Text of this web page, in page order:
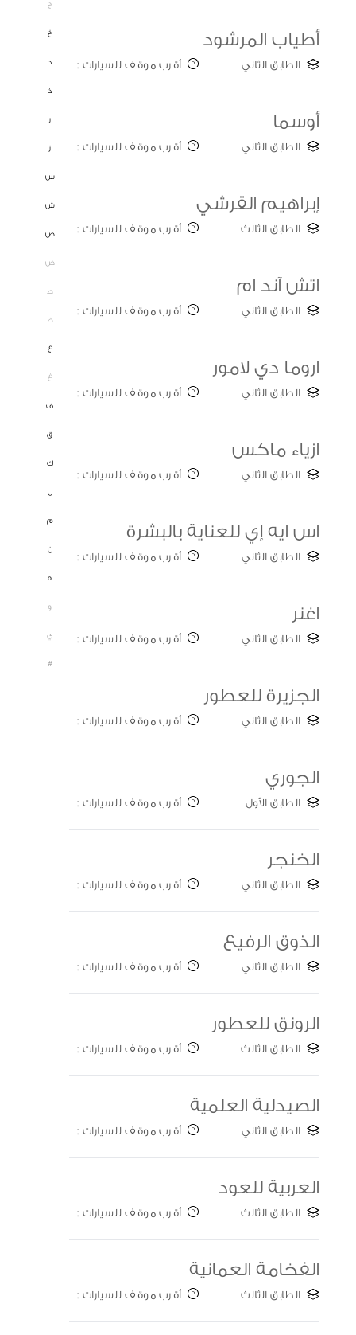
أطياب المرشود
الطابق الثاني
أقرب موقف للسيارات :
أوسما
الطابق الثاني
أقرب موقف للسيارات :
إبراهيم القرشي
الطابق الثالث
أقرب موقف للسيارات :
اتش آند ام
الطابق الثاني
أقرب موقف للسيارات :
اروما دي لامور
الطابق الثاني
أقرب موقف للسيارات :
ازياء ماكس
الطابق الثاني
أقرب موقف للسيارات :
اس ايه إي للعناية بالبشرة
الطابق الثاني
أقرب موقف للسيارات :
اغنر
الطابق الثاني
أقرب موقف للسيارات :
الجزيرة للعطور
الطابق الثاني
أقرب موقف للسيارات :
الجوري
الطابق الأول
أقرب موقف للسيارات :
الخنجر
الطابق الثاني
أقرب موقف للسيارات :
الذوق الرفيع
الطابق الثاني
أقرب موقف للسيارات :
الرونق للعطور
الطابق الثالث
أقرب موقف للسيارات :
الصيدلية العلمية
الطابق الثاني
أقرب موقف للسيارات :
العربية للعود
الطابق الثالث
أقرب موقف للسيارات :
الفخامة العمانية
الطابق الثالث
أقرب موقف للسيارات :
ح
خ
د
ذ
ر
ز
س
ش
ص
ض
ط
ظ
ع
غ
ف
ق
ك
ل
م
ن
ه
و
ي
#